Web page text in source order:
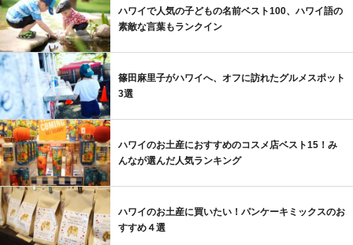
ハワイで人気の子どもの名前ベスト100、ハワイ語の
素敵な言葉もランクイン
篠田麻里子がハワイへ、オフに訪れたグルメスポット
3選
ハワイのお土産におすすめのコスメ店ベスト15！み
んなが選んだ人気ランキング
ハワイのお土産に買いたい！パンケーキミックスのお
すすめ４選